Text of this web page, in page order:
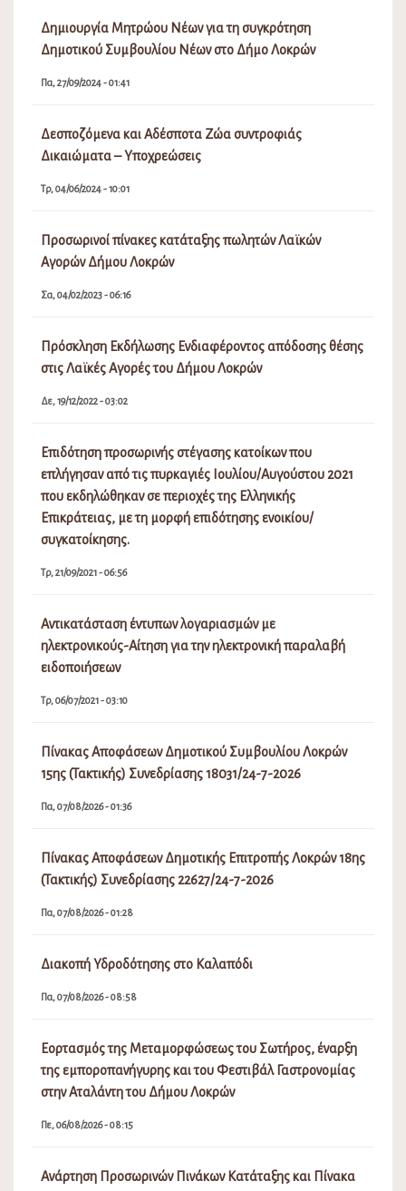
Δημιουργία Μητρώου Νέων για τη συγκρότηση
Δημοτικού Συμβουλίου Νέων στο Δήμο Λοκρών
Πα, 27/09/2024 - 01:41
Δεσποζόμενα και Αδέσποτα Ζώα συντροφιάς
Δικαιώματα – Υποχρεώσεις
Τρ, 04/06/2024 - 10:01
Προσωρινοί πίνακες κατάταξης πωλητών Λαϊκών
Αγορών Δήμου Λοκρών
Σα, 04/02/2023 - 06:16
Πρόσκληση Εκδήλωσης Ενδιαφέροντος απόδοσης θέσης
στις Λαϊκές Αγορές του Δήμου Λοκρών
Δε, 19/12/2022 - 03:02
Επιδότηση προσωρινής στέγασης κατοίκων που
επλήγησαν από τις πυρκαγιές Ιουλίου/Αυγούστου 2021
που εκδηλώθηκαν σε περιοχές της Ελληνικής
Επικράτειας, με τη μορφή επιδότησης ενοικίου/
συγκατοίκησης.
Τρ, 21/09/2021 - 06:56
Αντικατάσταση έντυπων λογαριασμών με
ηλεκτρονικούς-Αίτηση για την ηλεκτρονική παραλαβή
ειδοποιήσεων
Τρ, 06/07/2021 - 03:10
Πίνακας Αποφάσεων Δημοτικού Συμβουλίου Λοκρών
15ης (Τακτικής) Συνεδρίασης 18031/24-7-2026
Πα, 07/08/2026 - 01:36
Πίνακας Αποφάσεων Δημοτικής Επιτροπής Λοκρών 18ης
(Τακτικής) Συνεδρίασης 22627/24-7-2026
Πα, 07/08/2026 - 01:28
Διακοπή Υδροδότησης στο Καλαπόδι
Πα, 07/08/2026 - 08:58
Εορτασμός της Μεταμορφώσεως του Σωτήρος, έναρξη
της εμποροπανήγυρης και του Φεστιβάλ Γαστρονομίας
στην Αταλάντη του Δήμου Λοκρών
Πε, 06/08/2026 - 08:15
Ανάρτηση Προσωρινών Πινάκων Κατάταξης και Πίνακα